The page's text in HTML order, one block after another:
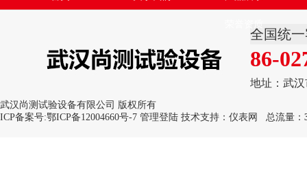
全国统
86-
地址：武
武汉尚测试验设备有限公司 版权所有
ICP备案号:鄂ICP备12004660号-7 管理登陆 技术支持： 仪表网 总流量：